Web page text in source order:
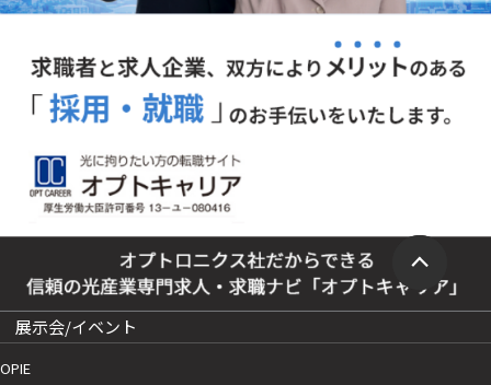
展示会/イベント
OPIE